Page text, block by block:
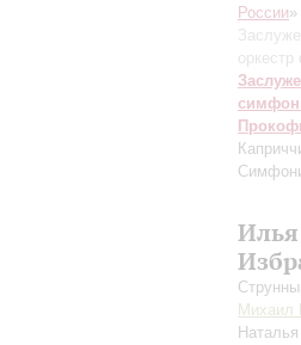
России»
Михаил